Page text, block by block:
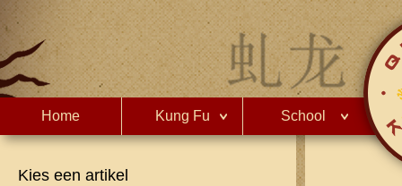
Home Kung Fu School
Kies een artikel